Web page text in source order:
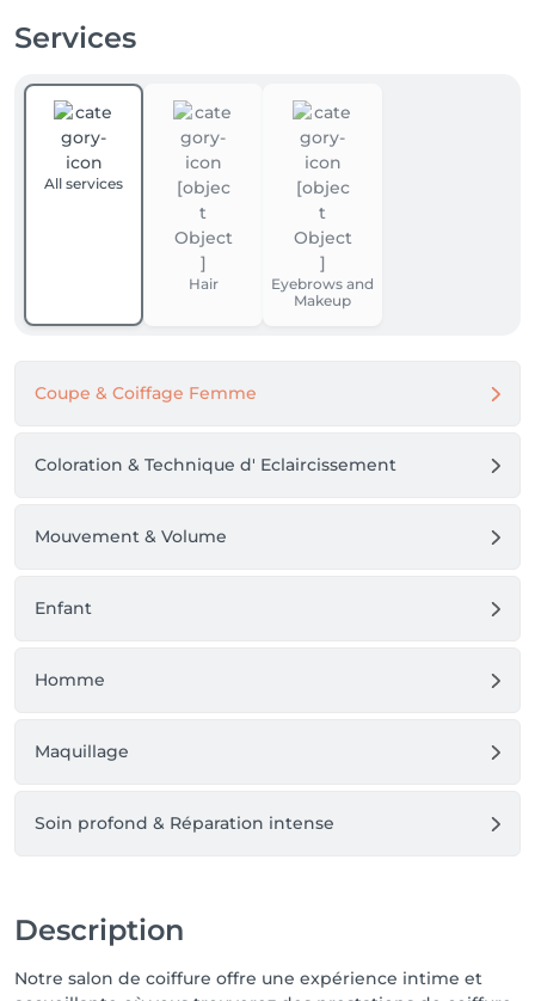
Services
All services
Hair
Eyebrows and
Makeup
Coupe & Coiffage Femme
Coloration & Technique d' Eclaircissement
Mouvement & Volume
Enfant
Homme
Maquillage
Soin profond & Réparation intense
Description
Notre salon de coiffure offre une expérience intime et